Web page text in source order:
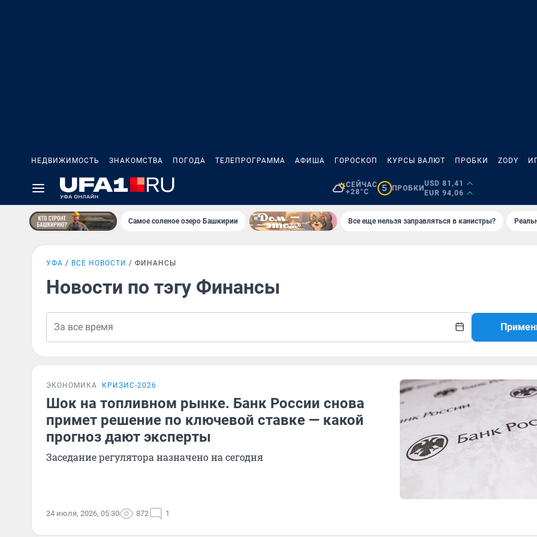
НЕДВИЖИМОСТЬ ЗНАКОМСТВА ПОГОДА ТЕЛЕПРОГРАММА АФИША ГОРОСКОП КУРСЫ ВАЛЮТ ПРОБКИ ZODY
СЕЙЧАС
+28°C
5 ПРОБКИ
USD 81,41
EUR 94,06
Самое соленое озеро Башкирии Все еще нельзя заправляться в канистры?
УФА ВСЕ НОВОСТИ ФИНАНСЫ
Новости по тэгу Финансы
ЭКОНОМИКА КРИЗИС-2026
Шок на топливном рынке. Банк России снова
примет решение по ключевой ставке — какой
прогноз дают эксперты
Заседание регулятора назначено на сегодня
24 июля, 2026, 05:30 872 1